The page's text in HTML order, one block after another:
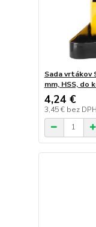
Sada vrtákov
mm, HSS, do
4,24 €
3,45 € bez DPH